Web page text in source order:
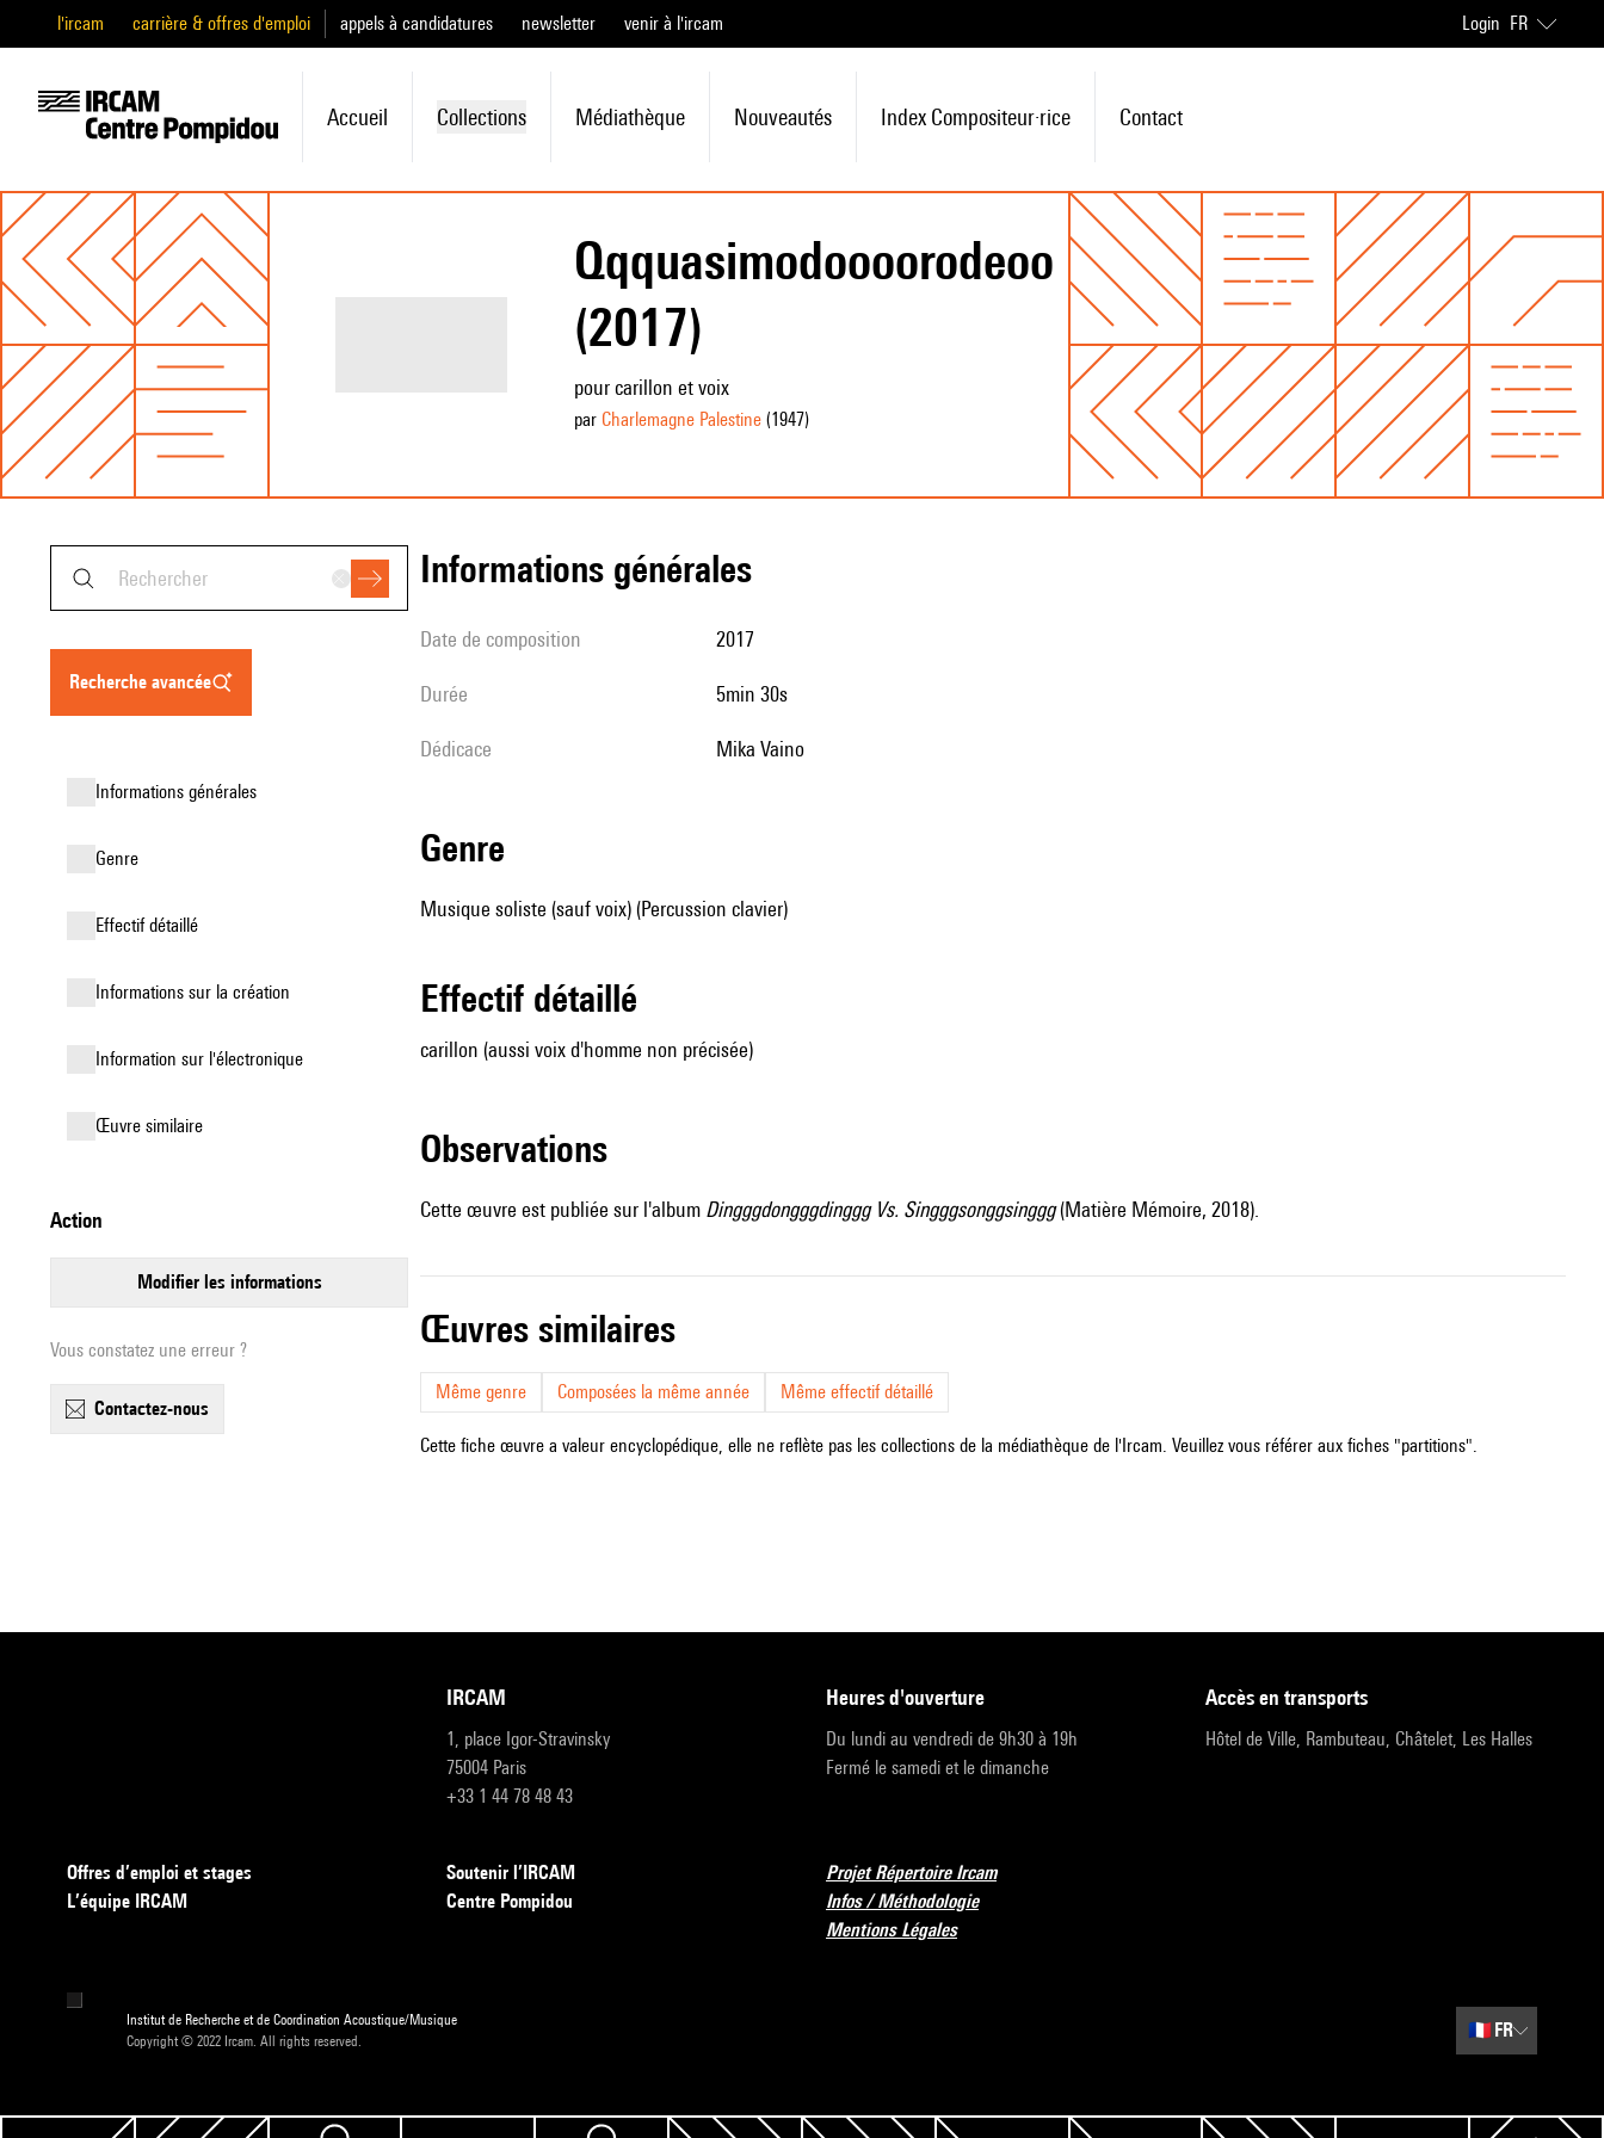
l'ircam carrière & offres d'emploi appels à candidatures newsletter venir à l'ircam Login FR
Accueil Collections Médiathèque Nouveautés Index Compositeur·rice Contact
Qqquasimodoooorodeoo
(2017)
pour carillon et voix
par Charlemagne Palestine(1947)
recherche avancée
informations générales
genre
effectif détaillé
informations sur la création
Information sur l'électronique
œuvre similaire
action
modifier les informations
Vous constatez une erreur ?
contactez-nous
informations générales
date de composition 2017
durée 5min 30s
Dédicace Mika Vaino
genre
Musique soliste (sauf voix) (Percussion clavier)
effectif détaillé
carillon (aussi voix d'homme non précisée)
observations
Cette œuvre est publiée sur l'album Dingggdongggdinggg Vs. Singggsonggsinggg(Matière Mémoire, 2018).
œuvres similaires
Même genre Composées la même année Même effectif détaillé
Cette fiche œuvre a valeur encyclopédique, elle ne reflète pas les collections de la médiathèque de l'Ircam. Veuillez vous référer aux fiches "partitions".
IRCAM
1, place Igor-Stravinsky
75004 Paris
+33 1 44 78 48 43
heures d'ouverture
Du lundi au vendredi de 9h30 à 19h
Fermé le samedi et le dimanche
accès en transports
Hôtel de Ville, Rambuteau, Châtelet, Les Halles
Offres d’emploi et stages
L’équipe IRCAM
Soutenir l’IRCAM
Centre Pompidou
Projet Répertoire Ircam
Infos / Méthodologie
Mentions Légales
Institut de Recherche et de Coordination Acoustique/Musique
Copyright © 2022 Ircam. All rights reserved.
🇫🇷 FR